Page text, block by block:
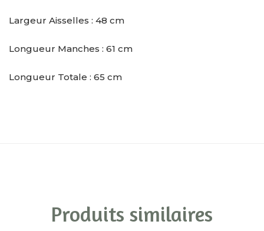
Largeur Aisselles : 48 cm
Longueur Manches : 61 cm
Longueur Totale : 65 cm
Produits similaires